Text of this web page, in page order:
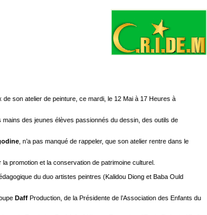
son atelier de peinture, ce mardi, le 12 Mai à 17 Heures à
des jeunes élèves passionnés du dessin, des outils de
, n’a pas manqué de rappeler, que son atelier rentre dans le
promotion et la conservation de patrimoine culturel.
du duo artistes peintres (Kalidou Diong et Baba Ould
Daff Production, de la Présidente de l’Association des Enfants du